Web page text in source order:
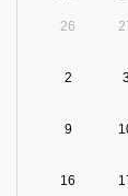
26
2
9
16